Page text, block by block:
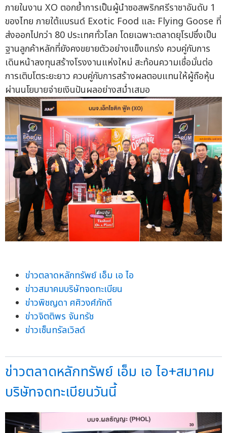
ภายในงาน XO ตอกย้ำการเป็นผู้นำซอสพริกศรีราชาอันดับ 1
ของไทย ภายใต้แบรนด์ Exotic Food และ Flying Goose ที่
ส่งออกไปกว่า 80 ประเทศทั่วโลก โดยเฉพาะตลาดยุโรปซึ่งเป็น
ฐานลูกค้าหลักที่ยังคงขยายตัวอย่างแข็งแกร่ง ควบคู่กับการ
เดินหน้าลงทุนสร้างโรงงานแห่งใหม่ สะท้อนความเชื่อมั่นต่อ
การเติบโตระยะยาว ควบคู่กับการสร้างผลตอบแทนให้ผู้ถือหุ้น
ผ่านนโยบายจ่ายเงินปันผลอย่างสม่ำเสมอ
ข่าวตลาดหลักทรัพย์ เอ็ม เอ ไอ
ข่าวสมาคมบริษัทจดทะเบียน
ข่าวพิชญดา ศศิวงศ์ภักดี
ข่าวจิตติพร จันทรัช
ข่าวเซ็นทรัลเวิลด์
ข่าวตลาดหลักทรัพย์ เอ็ม เอ ไอ+สมาคม
บริษัทจดทะเบียนวันนี้